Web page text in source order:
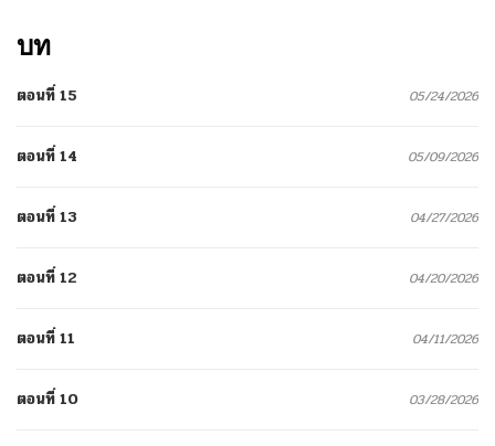
บท
ตอนที่ 15 05/24/2026
ตอนที่ 14 05/09/2026
ตอนที่ 13 04/27/2026
ตอนที่ 12 04/20/2026
ตอนที่ 11 04/11/2026
ตอนที่ 10 03/28/2026